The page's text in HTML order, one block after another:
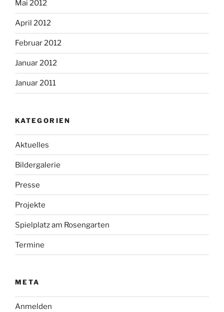
Mai 2012
April 2012
Februar 2012
Januar 2012
Januar 2011
KATEGORIEN
Aktuelles
Bildergalerie
Presse
Projekte
Spielplatz am Rosengarten
Termine
META
Anmelden